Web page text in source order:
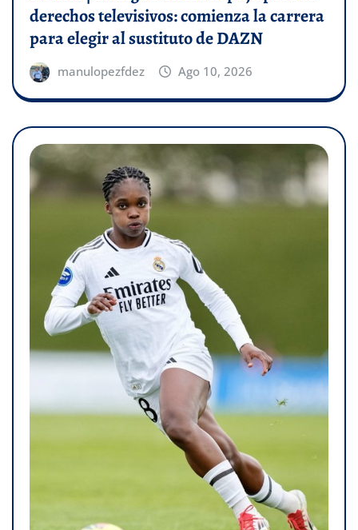
derechos televisivos: comienza la carrera
para elegir al sustituto de DAZN
manulopezfdez Ago 10, 2026